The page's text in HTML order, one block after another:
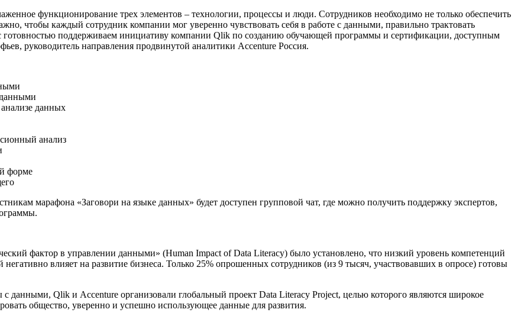
функционирование трех элементов – технологии, процессы и люди. Сотрудников необходимо не только обеспечить
чтобы каждый сотрудник компании мог уверенно чувствовать себя в работе с данными, правильно трактовать
поддерживаем инициативу компании Qlik по созданию обучающей программы и сертификации, доступным
руководитель направления продвинутой аналитики Accenture Россия.
данных
анализ
форме
марафона «Заговори на языке данных» будет доступен групповой чат, где можно получить поддержку экспертов,
фактор в управлении данными» (Human Impact of Data Literacy) было установлено, что низкий уровень компетенций
влияет на развитие бизнеса. Только 25% опрошенных сотрудников (из 9 тысяч, участвовавших в опросе) готовы
данными, Qlik и Accenture организовали глобальный проект Data Literacy Project, целью которого являются широкое
общество, уверенно и успешно использующее данные для развития.